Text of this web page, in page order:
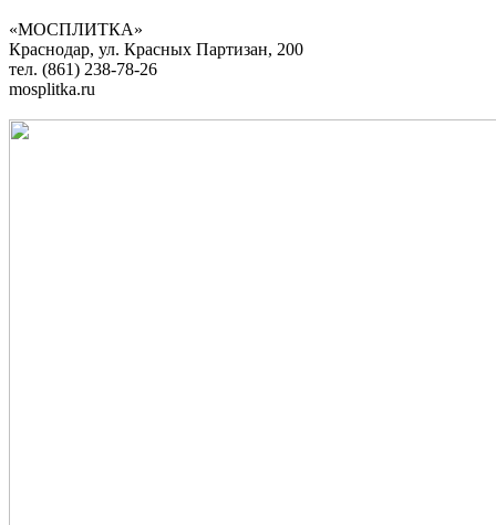
«МОСПЛИТКА»
Краснодар, ул. Красных Партизан, 200
тел. (861) 238-78-26
mosplitka.ru